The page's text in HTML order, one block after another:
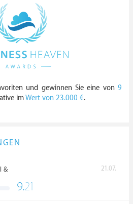
und gewinnen Sie eine von 9
imWert von 23.000 €.
&
21.07.
9.21